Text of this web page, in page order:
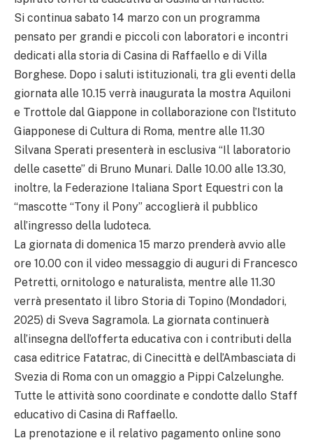
Si continua sabato 14 marzo con un programma
pensato per grandi e piccoli con laboratori e incontri
dedicati alla storia di Casina di Raffaello e di Villa
Borghese. Dopo i saluti istituzionali, tra gli eventi della
giornata alle 10.15 verrà inaugurata la mostra Aquiloni
e Trottole dal Giappone in collaborazione con l’Istituto
Giapponese di Cultura di Roma, mentre alle 11.30
Silvana Sperati presenterà in esclusiva “Il laboratorio
delle casette” di Bruno Munari. Dalle 10.00 alle 13.30,
inoltre, la Federazione Italiana Sport Equestri con la
“mascotte “Tony il Pony” accoglierà il pubblico
all’ingresso della ludoteca.
La giornata di domenica 15 marzo prenderà avvio alle
ore 10.00 con il video messaggio di auguri di Francesco
Petretti, ornitologo e naturalista, mentre alle 11.30
verrà presentato il libro Storia di Topino (Mondadori,
2025) di Sveva Sagramola. La giornata continuerà
all’insegna dell’offerta educativa con i contributi della
casa editrice Fatatrac, di Cinecittà e dell’Ambasciata di
Svezia di Roma con un omaggio a Pippi Calzelunghe.
Tutte le attività sono coordinate e condotte dallo Staff
educativo di Casina di Raffaello.
La prenotazione e il relativo pagamento online sono